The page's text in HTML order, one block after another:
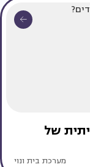
של
מערכת בית ונוי